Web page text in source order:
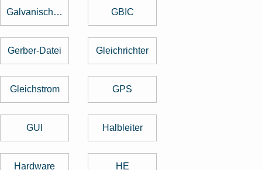
Galvanische Trennung GBIC
Gerber-Datei Gleichrichter
Gleichstrom GPS
GUI Halbleiter
Hardware HE